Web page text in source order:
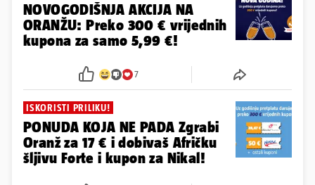
NOVOGODIŠNJA AKCIJA NA
ORANŽU: Preko 300 € vrijednih
kupona za samo 5,99 €!
7
ISKORISTI PRILIKU!
PONUDA KOJA NE PADA Zgrabi
Oranž za 17 € i dobivaš Afričku
šljivu Forte i kupon za Nikal!